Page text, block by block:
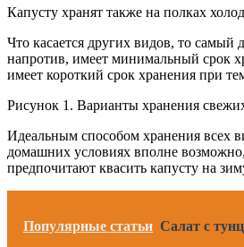
Капусту хранят также на полках
Что касается других видов, то
напротив, имеет минимальный срок
имеет короткий срок хранения при
Рисунок 1. Варианты хранения
Идеальным способом хранения всех
домашних условиях вполне
предпочитают квасить капусту на
Популярные статьи Салат с